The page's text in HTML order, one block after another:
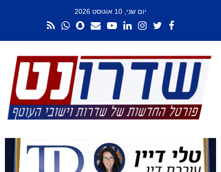
יום שני, 10 אוגוסט 2026